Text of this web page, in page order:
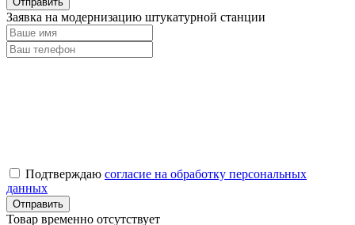
Заявка на модернизацию штукатурной станции
Подтверждаю согласие на обработку персональных
данных
Товар временно отсутствует